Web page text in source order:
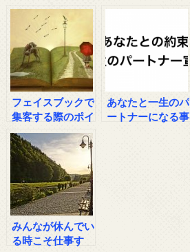
方」がある！
フェイスブックで
集客する際のポイ
ント
あなたと一生のパ
ートナーになる事
みんなが休んでい
る時こそ仕事す